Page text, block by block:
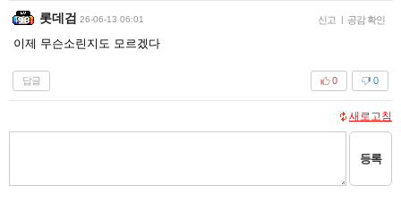
롯데검 26-06-13 06:01 신고 | 공감 확인
이제 무슨소린지도 모르겠다
답글 0
0
새로고침
등록